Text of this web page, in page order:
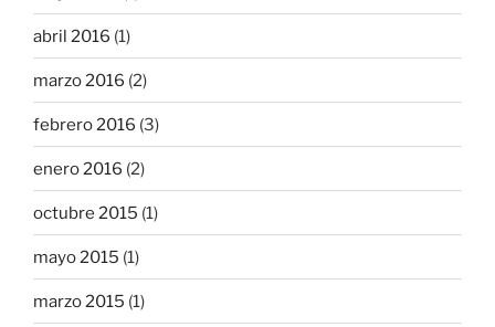
abril 2016 (1)
marzo 2016 (2)
febrero 2016 (3)
enero 2016 (2)
octubre 2015 (1)
mayo 2015 (1)
marzo 2015 (1)